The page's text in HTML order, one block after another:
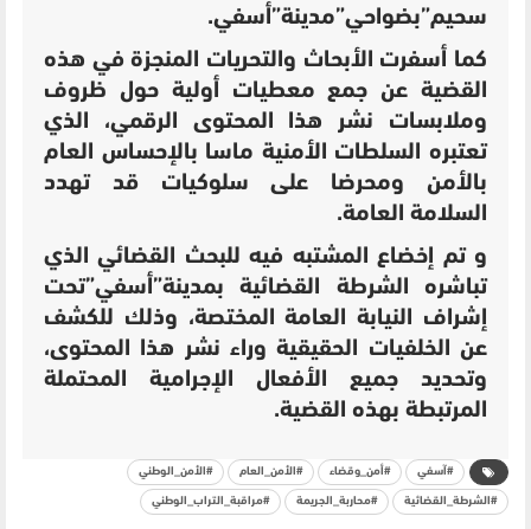
سحيم”بضواحي”مدينة”أسفي.
كما أسفرت الأبحاث والتحريات المنجزة في هذه
القضية عن جمع معطيات أولية حول ظروف
وملابسات نشر هذا المحتوى الرقمي، الذي
تعتبره السلطات الأمنية ماسا بالإحساس العام
بالأمن ومحرضا على سلوكيات قد تهدد
السلامة العامة.
و تم إخضاع المشتبه فيه للبحث القضائي الذي
تباشره الشرطة القضائية بمدينة”أسفي”تحت
إشراف النيابة العامة المختصة، وذلك للكشف
عن الخلفيات الحقيقية وراء نشر هذا المحتوى،
وتحديد جميع الأفعال الإجرامية المحتملة
المرتبطة بهذه القضية.
#آسفي #أمن_وقضاء #الأمن_العام #الأمن_الوطني
#الشرطة_القضائية #محاربة_الجريمة #مراقبة_التراب_الوطني